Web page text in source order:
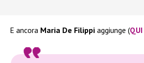
E ancora Maria De Filippi aggiunge (QUI